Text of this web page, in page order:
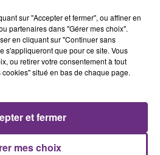
PIERRE DE MAERE
Je Pense A Vous
sur "Accepter et fermer", ou affiner en
partenaires dans "Gérer mes choix".
en cliquant sur "Continuer sans
s'appliqueront que pour ce site. Vous
ou retirer votre consentement à tout
situé en bas de chaque page.
mes choix
et fermer